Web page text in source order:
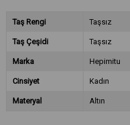
Taş Rengi Taşsız
Taş Çeşidi Taşsız
Marka Hepimitu
Cinsiyet Kadın
Materyal Altın